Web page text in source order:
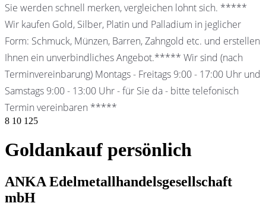
Sie werden schnell merken, vergleichen lohnt sich. *****
Wir kaufen Gold, Silber, Platin und Palladium in jeglicher
Form: Schmuck, Münzen, Barren, Zahngold etc. und erstellen
Ihnen ein unverbindliches Angebot.***** Wir sind (nach
Terminvereinbarung) Montags - Freitags 9:00 - 17:00 Uhr und
Samstags 9:00 - 13:00 Uhr - für Sie da - bitte telefonisch
Termin vereinbaren *****
8 10 125
Goldankauf persönlich
ANKA Edelmetallhandelsgesellschaft
mbH